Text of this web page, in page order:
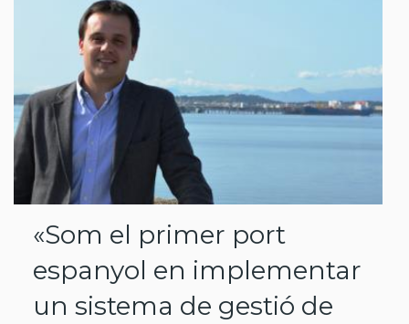
«Som el primer port
espanyol en implementar
un sistema de gestió de